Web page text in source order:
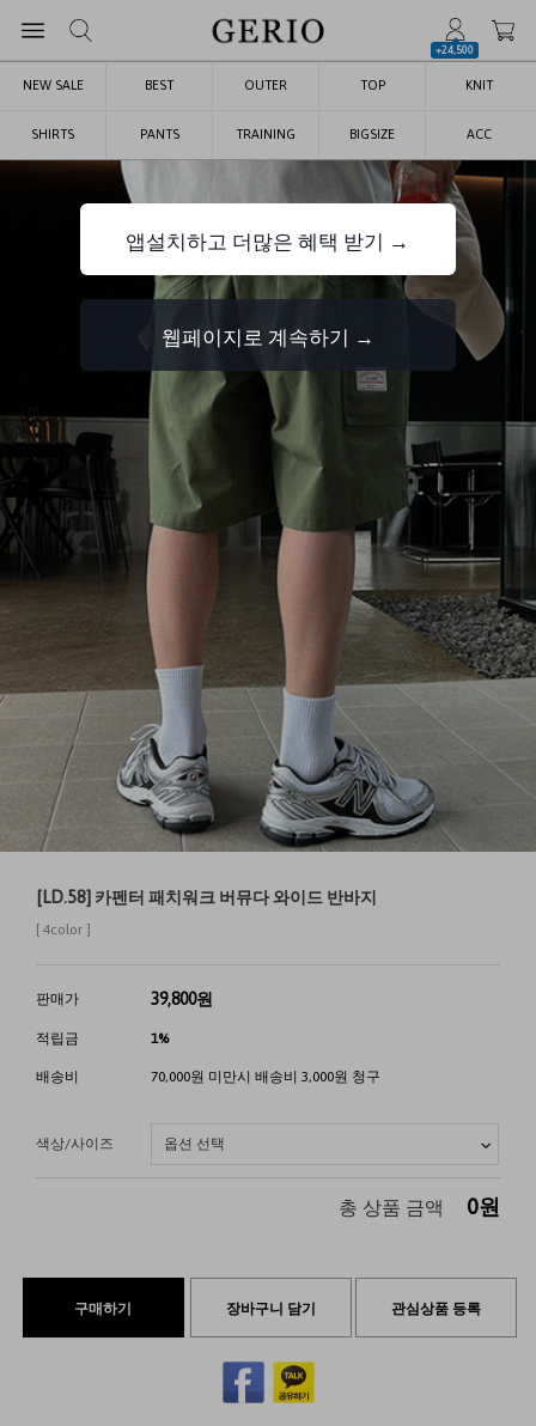
+24,500
NEW SALE BEST OUTER TOP KNIT
SHIRTS PANTS TRAINING BIGSIZE ACC
[LD.58] 카펜터 패치워크 버뮤다 와이드 반바지
[ 4color ]
판매가 39,800원
적립금 1%
배송비 70,000원 미만시 배송비 3,000원 청구
색상/사이즈
총 상품 금액 0원
구매하기 장바구니 담기 관심상품 등록
앱설치하고 더많은 혜택 받기 →
웹페이지로 계속하기 →